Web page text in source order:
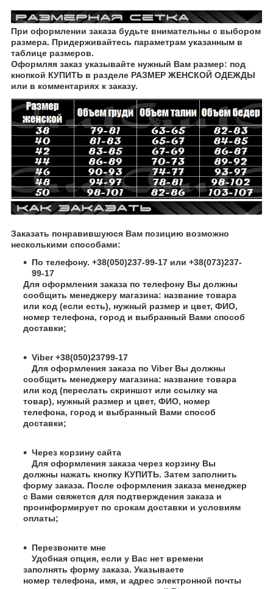
При оформлении заказа будьте внимательны с выбором
размера. Придерживайтесь параметрам указанным в
таблице размеров.
Оформляя заказ указывайте нужный Вам размер: под
кнопкой КУПИТЬ в разделе РАЗМЕР ЖЕНСКОЙ ОДЕЖДЫ
или в комментариях к заказу.
Заказать понравившуюся Вам позицию возможно
несколькими способами:
По телефону. +38(050)237-99-17 или +38(073)237-
99-17
Для оформления заказа по телефону Вы должны
сообщить менеджеру магазина: название товара
или код (если есть), нужный размер и цвет, ФИО,
номер телефона, город и выбранный Вами способ
доставки;
Viber +38(050)23799-17
Для оформления заказа по Viber Вы должны
сообщить менеджеру магазина: название товара
или код (переслать скриншот или ссылку на
товар), нужный размер и цвет, ФИО, номер
телефона, город и выбранный Вами способ
доставки;
Через корзину сайта
Для оформления заказа через корзину Вы
должны нажать кнопку КУПИТЬ. Затем заполнить
форму заказа. После оформления заказа менеджер
с Вами свяжется для подтверждения заказа и
проинформирует по срокам доставки и условиям
оплаты;
Перезвоните мне
Удобная опция, если у Вас нет времени
заполнять форму заказа. Указываете
номер телефона, имя, и адрес электронной почты